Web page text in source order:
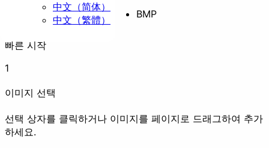
BMP
빠른 시작
1
이미지 선택
선택 상자를 클릭하거나 이미지를 페이지로 드래그하여 추가
하세요.
中文（简体）
中文（繁體）